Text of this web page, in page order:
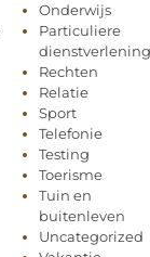
Onderwijs
Particuliere
dienstverlening
Rechten
Relatie
Sport
Telefonie
Testing
Toerisme
Tuin en
buitenleven
Uncategorized